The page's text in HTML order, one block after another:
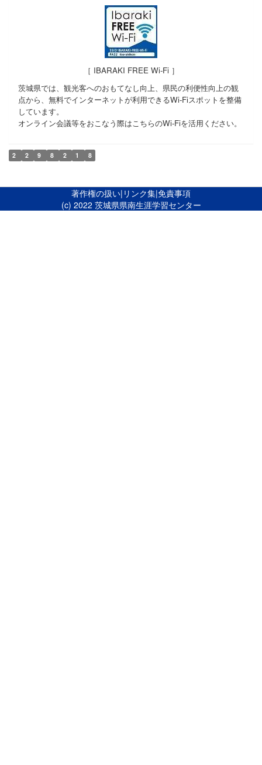
［ IBARAKI FREE Wi-Fi ］
茨城県では、観光客へのおもてなし向上、県民の利便性向上の観
点から、無料でインターネットが利用できるWi-Fiスポットを整備
しています。
オンライン会議等をおこなう際はこちらのWi-Fiを活用ください。
2 2 9 8 2 1 8
著作権の扱い| リンク集|免責事項
(c) 2022 茨城県県南生涯学習センター